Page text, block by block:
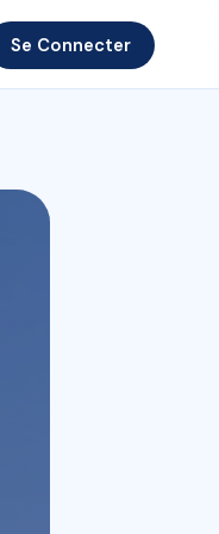
Se Connecter